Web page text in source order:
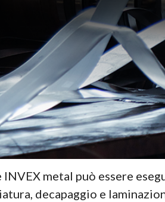
metal può essere
decapaggio e